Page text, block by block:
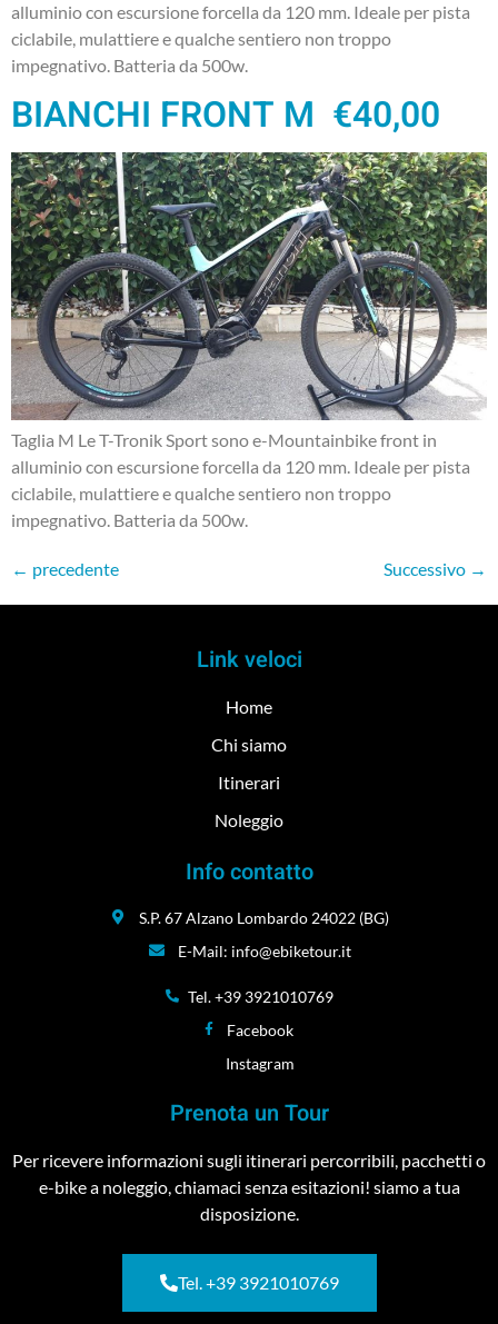
alluminio con escursione forcella da 120 mm. Ideale per pista
ciclabile, mulattiere e qualche sentiero non troppo
impegnativo. Batteria da 500w.
BIANCHI FRONT M €40,00
Taglia M Le T-Tronik Sport sono e-Mountainbike front in
alluminio con escursione forcella da 120 mm. Ideale per pista
ciclabile, mulattiere e qualche sentiero non troppo
impegnativo. Batteria da 500w.
← precedente Successivo →
Link veloci
Home
Chi siamo
Itinerari
Noleggio
Info contatto
S.P. 67 Alzano Lombardo 24022 (BG)
E-Mail: info@ebiketour.it
Tel. +39 3921010769
Facebook
Instagram
Prenota un Tour
Per ricevere informazioni sugli itinerari percorribili, pacchetti o
e-bike a noleggio, chiamaci senza esitazioni! siamo a tua
disposizione.
Tel. +39 3921010769